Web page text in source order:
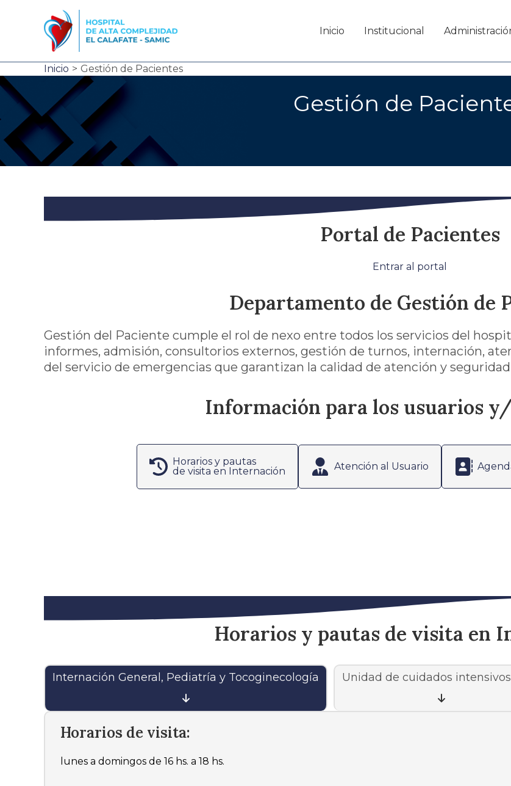
contenido
Inicio Institucional
Inicio Gestión de Pacientes
Gestión de
Portal de Pacientes
Entrar al portal
Departamento de Gestión de
Gestión del Paciente cumple el rol de nexo entre todos los servicios del
informes, admisión, consultorios externos, gestión de turnos, internación,
del servicio de emergencias que garantizan la calidad de atención y
Información para los usuarios
Horarios y pautas
de visita en Internación
Atención al Usuario
Horarios y pautas de visita en
Internación General, Pediatría y Tocoginecología Unidad de cuidados intensivos
Horarios de visita:
lunes a domingos de 16 hs. a 18 hs.